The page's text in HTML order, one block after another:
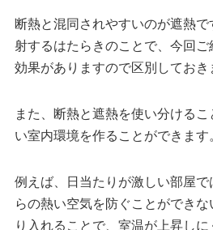
断熱と混同されやすいのが遮熱
射するはたらきのことで、今回
効果がありますので区別しておき
また、断熱と遮熱を使い分ける
い室内環境を作ることができます
例えば、日当たりが激しい部屋
らの熱い空気を防ぐことができ
り入れることで、室温が上昇し